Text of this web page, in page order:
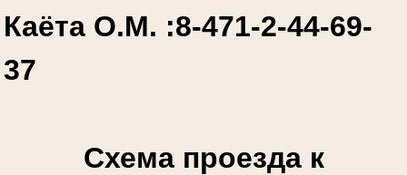
Каёта О.М. :8-471-2-44-69-
37
Схема проезда к